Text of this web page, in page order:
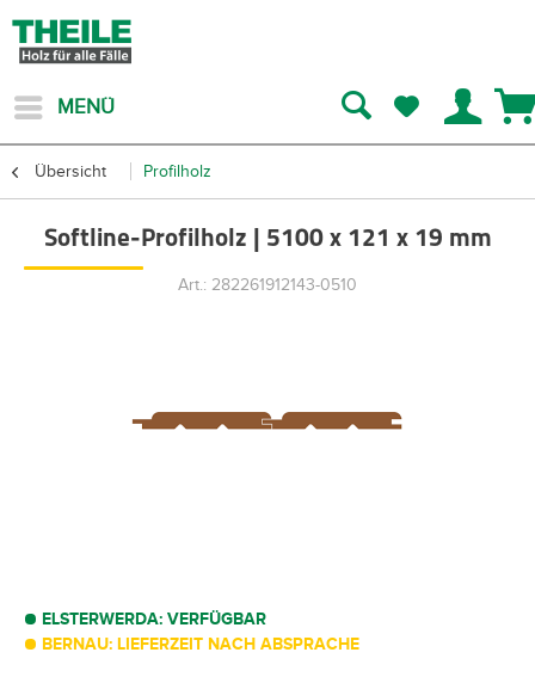
MENÜ
Übersicht Profilholz
Softline-Profilholz | 5100 x 121 x 19 mm
Art.: 282261912143-0510
ELSTERWERDA: VERFÜGBAR
BERNAU: LIEFERZEIT NACH ABSPRACHE